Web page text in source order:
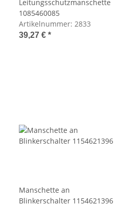
Leitungsschutzmanschette
1085460085
Artikelnummer: 2833
39,27 € *
Manschette an
Blinkerschalter 1154621396